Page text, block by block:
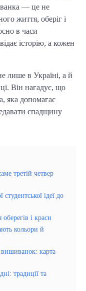
— це не
життя, оберіг і
в часи
історію, а кожен
лише в Україні, а й
Він нагадує, що
яка допомагає
спадщину
третій четвер
ідеї до
і краси
кольори й
вишиванок: карта
традиції та